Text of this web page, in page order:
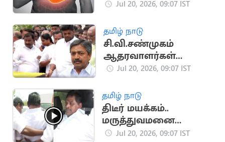
வீட்டு வைத்தியங்கள்!
Jul 20, 2026, 09:07 IST
தமிழ் நாடு
சி.வி.சண்முகம்
ஆதரவாளர்கள்
கூண்டோடு ராஜினாமா
Jul 20, 2026, 09:07 IST
தமிழ் நாடு
திடீர் மயக்கம்..
மருத்துவமனை
விரையும் அனிதா
Jul 20, 2026, 09:07 IST